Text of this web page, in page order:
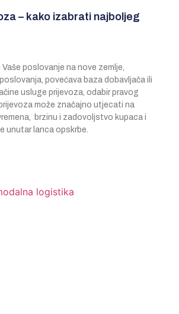
– kako izabrati najboljeg
Vaše poslovanje na nove zemlje,
povećava baza dobavljača ili
usluge prijevoza, odabir pravog
može značajno utjecati na
brzinu i zadovoljstvo kupaca i
unutar lanca opskrbe.